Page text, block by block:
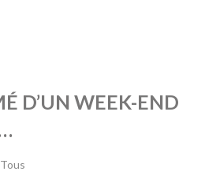
D’UN WEEK-END
Tous